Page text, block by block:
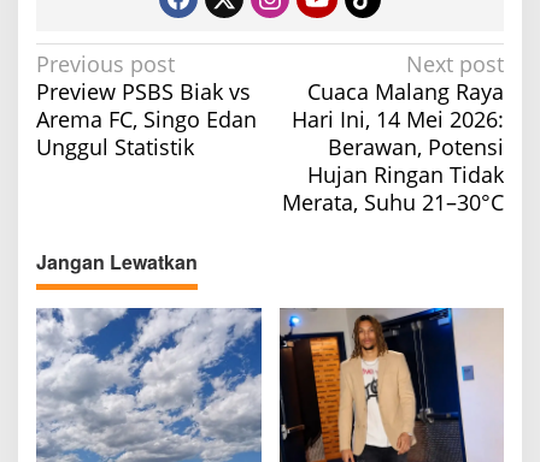
P
o
s
t
v
i
g
a
t
i
Previous post
Preview PSBS Biak vs
Arema FC, Singo Edan
Unggul Statistik
Next post
Cuaca Malang Raya
Hari Ini, 14 Mei 2026:
Berawan, Potensi
Hujan Ringan Tidak
Merata, Suhu 21–30°C
Jangan Lewatkan